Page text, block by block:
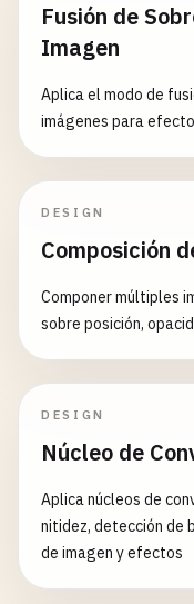
Fusión de
Imagen
Aplica el modo de
imágenes para
DESIGN
Composición
Componer múltiples
sobre posición,
DESIGN
Núcleo de
Aplica núcleos de
nitidez, detección de
de imagen y efectos